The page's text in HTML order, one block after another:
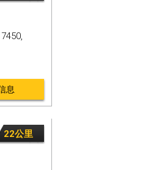
息
22公里